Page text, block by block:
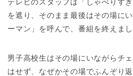
を遮り、そのまま最後はその場に
ーマン」を呼んで、番組を終えまし
男子高校生はその場にいながらチ
はせず、なぜかその場でふんぞり返